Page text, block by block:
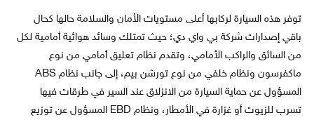
توفر هذه السيارة لركابها أعلى مستويات الأمان والسلامة حالها كحال
باقي إصدارات شركة بي واي دي؛ حيث تمتلك وسائد هوائية أمامية لكل
من السائق والراكب الأمامي، وتقدم نظام تعليق أمامي من نوع
ماكفرسون ونظام خلفي من نوع تورشن بيم، إلى جانب نظام ABS
المسؤول عن حماية السيارة من الانزلاق عند السير في طرقات فيها
تسرب للزيوت أو غزارة في الأمطار، ونظام EBD المسؤول عن توزيع